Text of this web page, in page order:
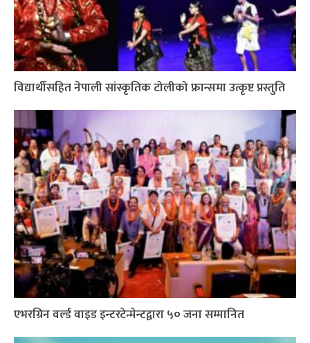
विद्यार्थीसहित नेपाली सांस्कृतिक टोलीको फ्रान्समा उत्कृष्ट प्रस्तुति
एभरग्रिन वर्ल्ड वाइड इन्टरटेन्मेन्टद्वारा ५० जना सम्मानित